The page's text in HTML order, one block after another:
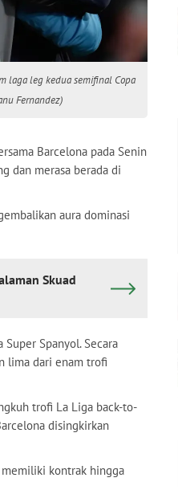
laga leg kedua semifinal Copa
Fernandez)
Barcelona pada Senin
dan merasa berada di
aura dominasi
Skuad
Spanyol. Secara
lima dari enam trofi
trofi La Liga back-to-
disingkirkan
memiliki kontrak hingga